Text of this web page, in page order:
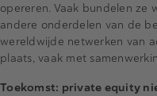
opereren. Vaak bundelen ze
andere onderdelen van de
wereldwijde netwerken van
plaats, vaak met
Toekomst: private equity